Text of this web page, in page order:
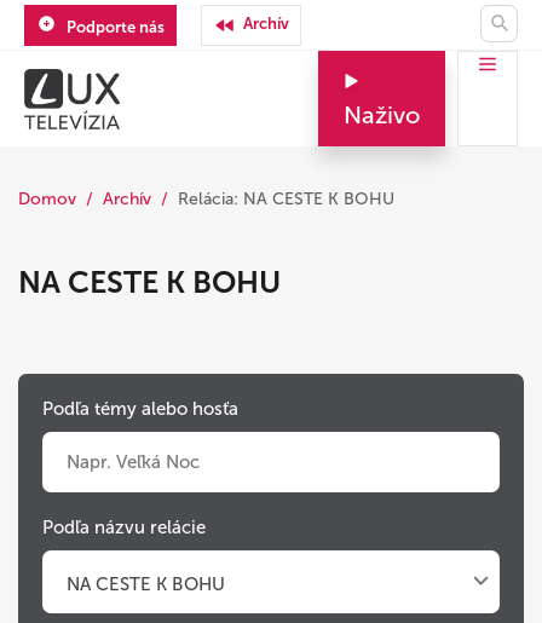
Podporte nás Archív
Naživo
Domov Archív Relácia: NA CESTE K BOHU
NA CESTE K BOHU
Podľa témy alebo hosťa
Podľa názvu relácie
NA CESTE K BOHU